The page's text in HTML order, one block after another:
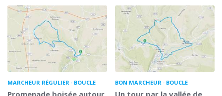
MARCHEUR RÉGULIER BOUCLE
Promenade boisée autour
BON MARCHEUR BOUCLE
Un tour par la vallée de